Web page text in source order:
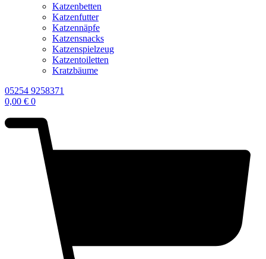
Katzenbetten
Katzenfutter
Katzennäpfe
Katzensnacks
Katzenspielzeug
Katzentoiletten
Kratzbäume
05254 9258371
0,00 € 0